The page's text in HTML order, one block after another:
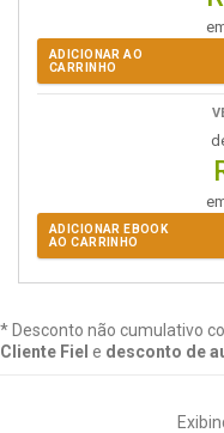
ADICIONAR AO
CARRINHO
ADICIONAR EBOOK
AO CARRINHO
* Desconto não cumulativo
Cliente Fiel e desconto de